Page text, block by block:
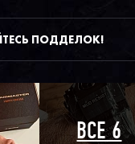
ПОДДЕЛОК!
ВСЕ 6